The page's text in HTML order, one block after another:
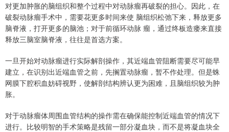
对更加肿胀的脑组织和整个过程中对动脉瘤再破裂的担⼼。因此，在
破裂动脉瘤⼿术中，需要花更多时间来使 脑组织松弛下来，释放更多
脑脊液，打开更多的脑池；对于前循环动脉 瘤，通过终板造瘘来直接
释放三脑室脑脊液，往往是⾸选⽅案。
⼀旦开始对动脉瘤进⾏实际解剖操作，其近端⾎管阻断需要尽可能早
建⽴，在识别出近端⾎管之前，先搁置动脉瘤，暂不作处理。但是蛛
⽹膜下腔积⾎妨碍视野，使解剖结构辨认更为困难，且脑组织较为肿
胀。
对于动脉瘤体周围⾎管结构的操作需在确保能控制近端⾎管的情况下
进⾏。⽐较明智的⼿术策略是残留⼀部分凝⾎块，⽽不是将凝⾎块全